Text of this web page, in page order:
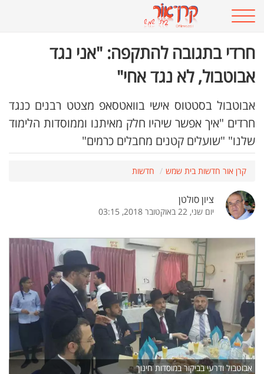
חרדי בתגובה להתקפה: "אני נגד
אבוטבול, לא נגד אחי"
אבוטבול בסטטוס אישי בוואטסאפ מצטט רבנים כנגד
חרדים "איך אפשר שיהיו חלק מאיתנו וממוסדות הלימוד
שלנו" "שועלים קטנים מחבלים כרמים"
קרן אור חדשות בית שמש חדשות
ציון סולטן
יום שני, 22 באוקטובר 2018, 03:15
אבוטבול ודרעי בביקור במוסדות חינוך